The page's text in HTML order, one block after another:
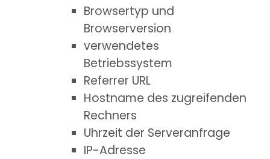
Browsertyp und
Browserversion
verwendetes
Betriebssystem
Referrer URL
Hostname des zugreifenden
Rechners
Uhrzeit der Serveranfrage
IP-Adresse